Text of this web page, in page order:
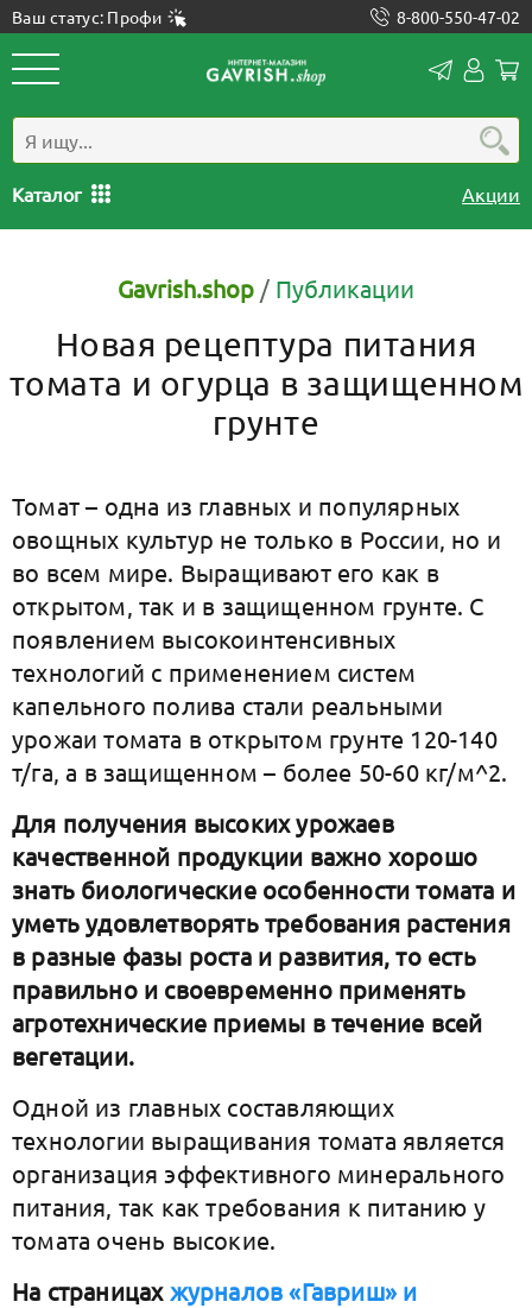
Ваш статус: Профи 8-800-550-47-02
Каталог Акции
Gavrish.shop / Публикации
Новая рецептура питания
томата и огурца в защищенном
грунте
Томат – одна из главных и популярных
овощных культур не только в России, но и
во всем мире. Выращивают его как в
открытом, так и в защищенном грунте. С
появлением высокоинтенсивных
технологий с применением систем
капельного полива стали реальными
урожаи томата в открытом грунте 120-140
т/га, а в защищенном – более 50-60 кг/м^2.
Для получения высоких урожаев
качественной продукции важно хорошо
знать биологические особенности томата и
уметь удовлетворять требования растения
в разные фазы роста и развития, то есть
правильно и своевременно применять
агротехнические приемы в течение всей
вегетации.
Одной из главных составляющих
технологии выращивания томата является
организация эффективного минерального
питания, так как требования к питанию у
томата очень высокие.
На страницах журналов «Гавриш» и